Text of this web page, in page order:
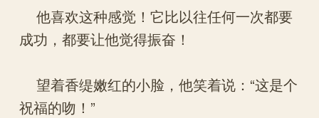
他喜欢这种感觉！它比以往任何一次都要
成功，都要让他觉得振奋！
望着香缇嫩红的小脸，他笑着说：“这是个
祝福的吻！”